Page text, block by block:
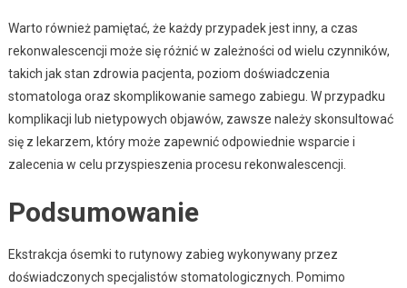
Warto również pamiętać, że każdy przypadek jest inny, a czas
rekonwalescencji może się różnić w zależności od wielu czynników,
takich jak stan zdrowia pacjenta, poziom doświadczenia
stomatologa oraz skomplikowanie samego zabiegu. W przypadku
komplikacji lub nietypowych objawów, zawsze należy skonsultować
się z lekarzem, który może zapewnić odpowiednie wsparcie i
zalecenia w celu przyspieszenia procesu rekonwalescencji.
Podsumowanie
Ekstrakcja ósemki to rutynowy zabieg wykonywany przez
doświadczonych specjalistów stomatologicznych. Pomimo